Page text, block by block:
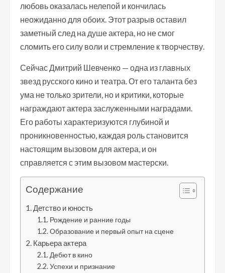
любовь оказалась нелепой и кончилась
неожиданно для обоих. Этот разрыв оставил
заметный след на душе актера, но не смог
сломить его силу воли и стремление к творчеству.
Сейчас Дмитрий Шевченко — одна из главных
звезд русского кино и театра. От его таланта без
ума не только зрители, но и критики, которые
награждают актера заслуженными наградами.
Его работы характеризуются глубиной и
проникновенностью, каждая роль становится
настоящим вызовом для актера, и он
справляется с этим вызовом мастерски.
Содержание
Детство и юность
Рождение и ранние годы
Образование и первый опыт на сцене
Карьера актера
Дебют в кино
Успехи и признание